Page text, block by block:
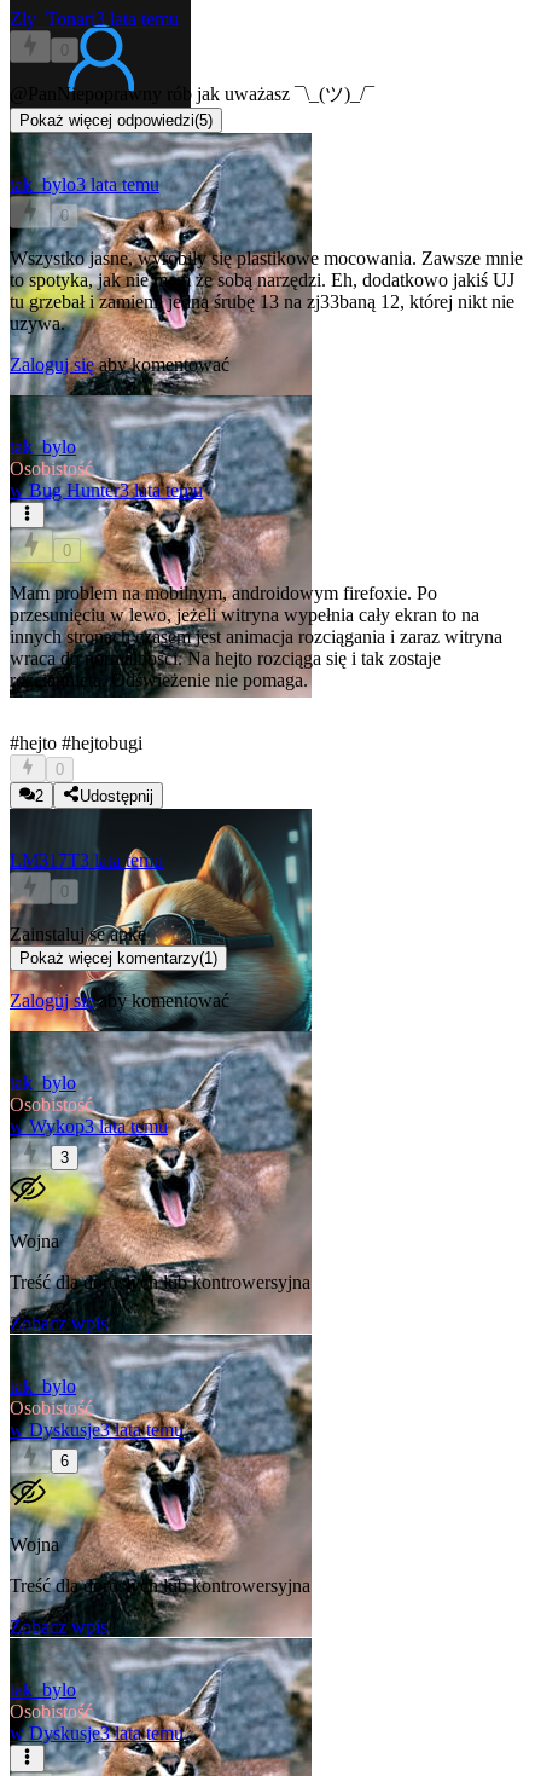
Zly_Tonari3 lata temu
0
@PanNiepoprawny rób jak uważasz ¯\_(ツ)_/¯
Pokaż więcej odpowiedzi(5)
tak_bylo3 lata temu
0
Wszystko jasne, wyrobiły się plastikowe mocowania. Zawsze mnie
to spotyka, jak nie mam że sobą narzędzi. Eh, dodatkowo jakiś UJ
tu grzebał i zamienił jedną śrubę 13 na zj33baną 12, której nikt nie
uzywa.
Zaloguj sięaby komentować
tak_bylo
Osobistość
w Bug Hunter3 lata temu
0
Mam problem na mobilnym, androidowym firefoxie. Po
przesunięciu w lewo, jeżeli witryna wypełnia cały ekran to na
innych stronach czasem jest animacja rozciągania i zaraz witryna
wraca do normalności. Na hejto rozciąga się i tak zostaje
rozciągnięta. Odświeżenie nie pomaga.
#hejto #hejtobugi
0
2
Udostępnij
LM317T3 lata temu
0
Zainstaluj se apke
Pokaż więcej komentarzy(1)
Zaloguj sięaby komentować
tak_bylo
Osobistość
w Wykop3 lata temu
3
Wojna
Treść dla dorosłych lub kontrowersyjna
Zobacz wpis
tak_bylo
Osobistość
w Dyskusje3 lata temu
6
Wojna
Treść dla dorosłych lub kontrowersyjna
Zobacz wpis
tak_bylo
Osobistość
w Dyskusje3 lata temu